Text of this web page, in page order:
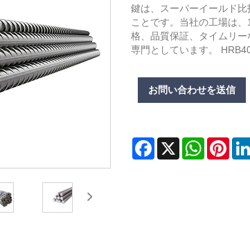
鍵は、スーパーイールド
ことです。当社の工場は
格、品質保証、タイムリ
専門としています。
お問い合わせを送信
Facebook
X WhatsApp